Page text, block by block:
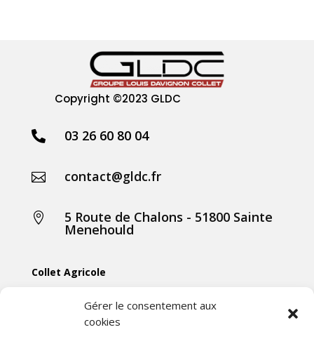
Gérer le consentement aux
cookies
Copyright ©2023 GLDC
 03 26 60 80 04
 contact@gldc.fr
 5 Route de Chalons - 51800 Sainte
Menehould
Collet Agricole
Collet Motoculture